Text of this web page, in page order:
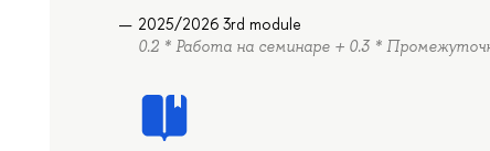
2025/2026 3rd module
0.2 * Работа на семинаре + 0.3 *